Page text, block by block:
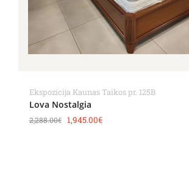
Ekspozicija Kaunas Taikos pr. 125B
Lova Nostalgia
2,288.00€ 1,945.00€